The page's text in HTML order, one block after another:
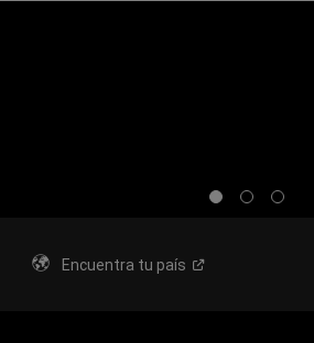
DisplayDisplayDisplay
Encuentra tu país